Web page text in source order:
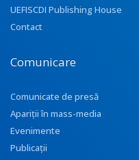
UEFISCDI Publishing House
Contact
Comunicare
Comunicate de presă
Apariţii în mass-media
Evenimente
Publicații